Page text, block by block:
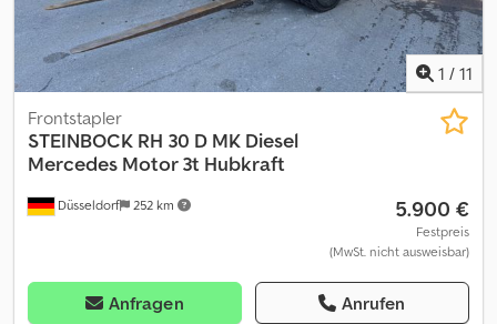
1 / 11
Düsseldorf 252 km
Frontstapler
STEINBOCK RH 30 D MK Diesel
Mercedes Motor 3t Hubkraft
5.900 €
Festpreis
(MwSt. nicht ausweisbar)
Anfragen Anrufen